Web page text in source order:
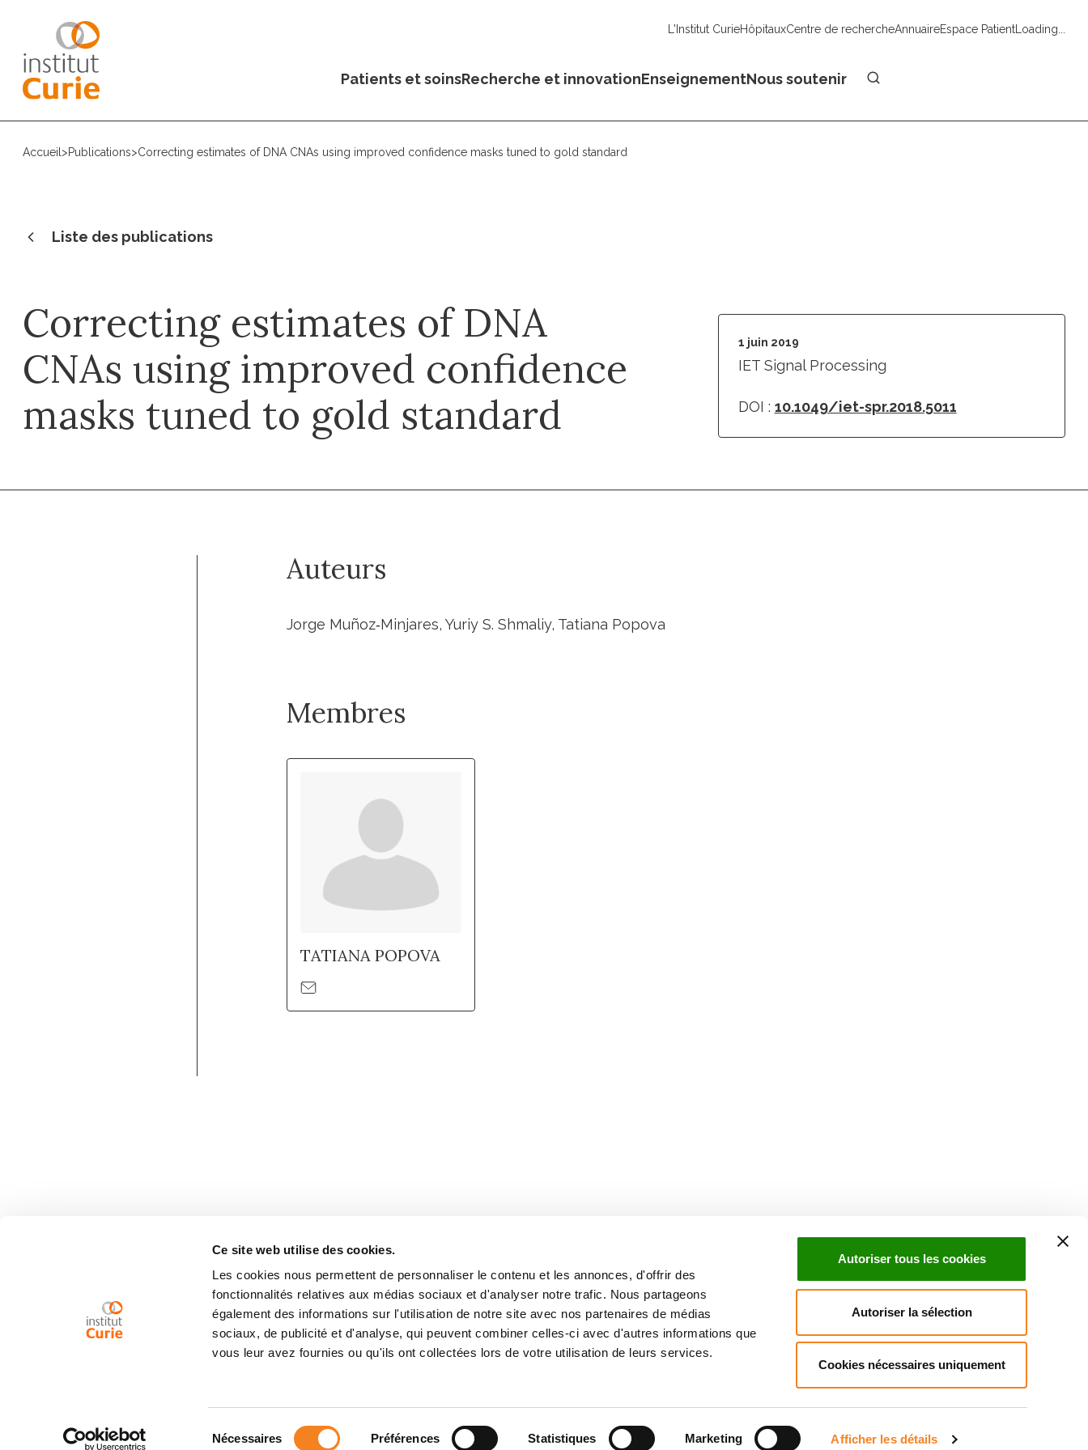
Ce site web utilise des cookies.
Les cookies nous permettent de personnaliser le contenu et les annonces, d'offrir des
fonctionnalités relatives aux médias sociaux et d'analyser notre trafic. Nous partageons
également des informations sur l'utilisation de notre site avec nos partenaires de médias
sociaux, de publicité et d'analyse, qui peuvent combiner celles-ci avec d'autres informations que
vous leur avez fournies ou qu'ils ont collectées lors de votre utilisation de leurs services.
Nécessaires Préférences Statistiques Marketing Afficher les détails
Autoriser tous les cookies
Autoriser la sélection
Cookies nécessaires uniquement
L'Institut CurieHôpitauxCentre de rechercheAnnuaireEspace PatientLoading...
Patients et soinsRecherche et innovationEnseignementNous soutenir
Accueil >Publications>Correcting estimates of DNA CNAs using improved confidence masks tuned to gold standard
Liste des publications
Correcting estimates of DNA
CNAs using improved confidence
masks tuned to gold standard
1 juin 2019
IET Signal Processing
DOI : 10.1049/iet-spr.2018.5011
Auteurs
Jorge Muñoz‐Minjares, Yuriy S. Shmaliy, Tatiana Popova
Membres
TATIANA POPOVA
Inscrivez-vous à la newsletter
ActualitésDroits du patient
Mentions légalesPolitique des données personnellesGestion des cookiesSignalement